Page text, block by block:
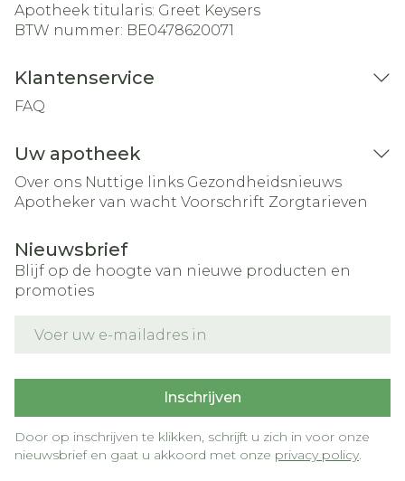
Apotheek titularis: Greet Keysers
BTW nummer: BE0478620071
Klantenservice
FAQ
Uw apotheek
Over ons Nuttige links Gezondheidsnieuws
Apotheker van wacht Voorschrift Zorgtarieven
Nieuwsbrief
Blijf op de hoogte van nieuwe producten en
promoties
Inschrijven
Door op inschrijven te klikken, schrijft u zich in voor onze
nieuwsbrief en gaat u akkoord met onze privacy policy.